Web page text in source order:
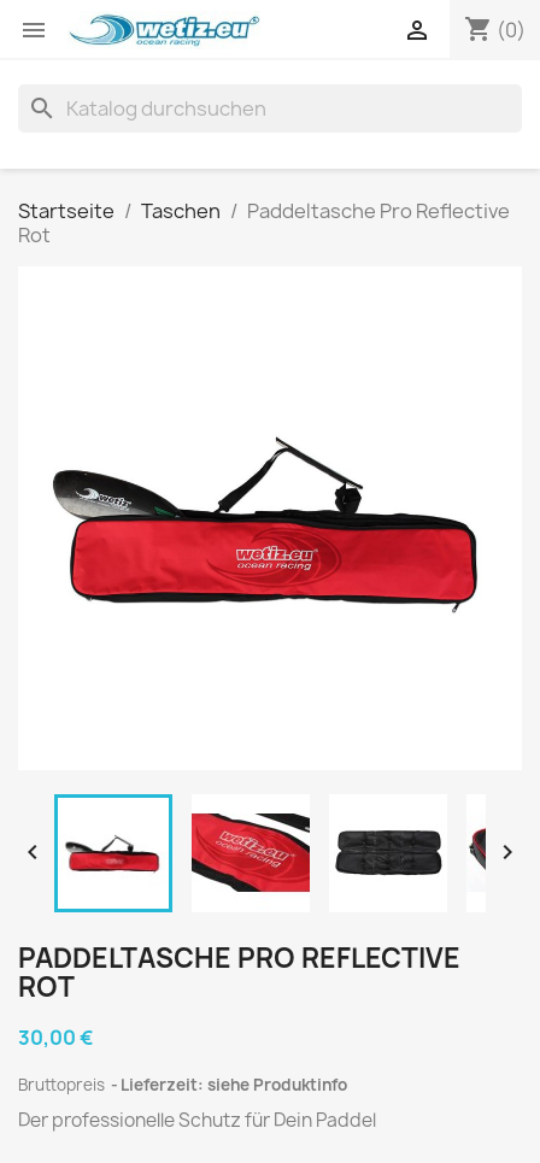
 shopping_cart (0)

search
Startseite Taschen
Paddeltasche Pro Reflective
Rot
 
PADDELTASCHE PRO REFLECTIVE
ROT
30,00 €
Bruttopreis Lieferzeit: siehe Produktinfo
Der professionelle Schutz für Dein Paddel